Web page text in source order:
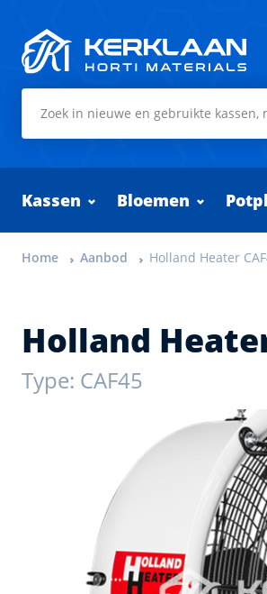
Kassen Bloemen
Home Aanbod Holland Heater
Holland
Type: CAF45